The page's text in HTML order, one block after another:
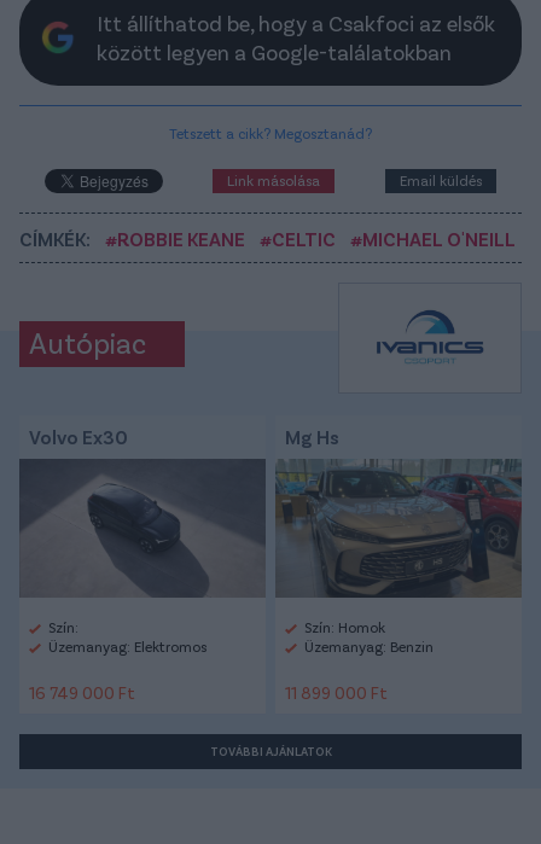
Itt állíthatod be, hogy a Csakfoci az elsők
között legyen a Google-találatokban
Tetszett a cikk? Megosztanád?
Link másolása Email küldés
CÍMKÉK: #ROBBIE KEANE #CELTIC #MICHAEL O'NEILL
Autópiac
Volvo Ex30
Szín:
Üzemanyag: Elektromos
16 749 000 Ft
Mg Hs
Szín: Homok
Üzemanyag: Benzin
11 899 000 Ft
TOVÁBBI AJÁNLATOK